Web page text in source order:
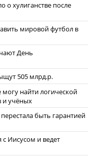
о хулиганстве после
мировой футбол в
День
505 млрд.р.
найти логической
и учёных
быть гарантией
с Иисусом и ведет